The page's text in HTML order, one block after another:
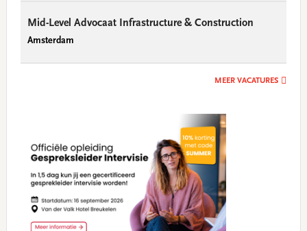
Mid-Level Advocaat Infrastructure & Construction
Amsterdam
MEER VACATURES